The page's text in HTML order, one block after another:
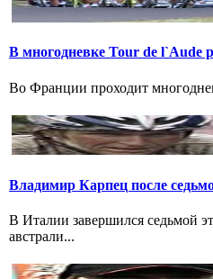
В многодневке Tour de l`Aude
Во Франции проходит
Владимир Карпец после
В Италии завершился седьмой
австрали...